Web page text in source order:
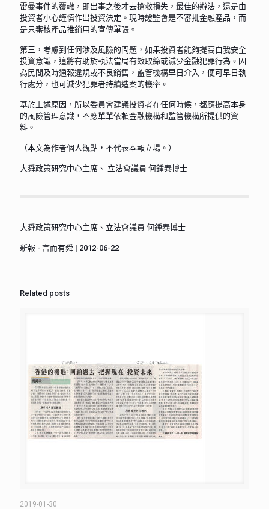
雷曼事件的覆轍，即出事之後才去搶救損失，最佳的辦法，還是由
投資者小心謹慎作出投資決定。現時證監會是不審批金融產品，而
是只審核產品推銷用的宣傳單張。
第三，考慮到任何涉及風險的問題，如果投資者能夠提高自我安全
投資意識，這將有助於執法當局有效取締或減少金融犯罪行為。因
為民間及時通報違規或不良銷售，監管機構早日介入，便可早日執
行處分，也可減少犯罪者持續造案的機率。
基於上述原因，所以委員會建議投資者在任何時候，都應提高本身
的風險管理意識，不應單單依賴金融機構和監管機構所提供的資
料。
（本文為作者個人觀點，不代表本報立場。）
大舜政策研究中心主席、 立法會議員 何鍾泰博士
大舜政策研究中心主席、立法會議員 何鍾泰博士
新報 - 言而有舜 | 2012-06-22
Related posts
2019-01-30